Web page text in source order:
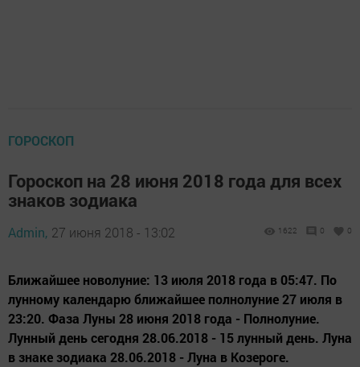
ГОРОСКОП
Гороскоп на 28 июня 2018 года для всех
знаков зодиака
Admin, 27 июня 2018 - 13:02 1622 0 0
Ближайшее новолуние: 13 июля 2018 года в 05:47. По
лунному календарю ближайшее полнолуние 27 июля в
23:20. Фаза Луны 28 июня 2018 года - Полнолуние.
Лунный день сегодня 28.06.2018 - 15 лунный день. Луна
в знаке зодиака 28.06.2018 - Луна в Козероге.